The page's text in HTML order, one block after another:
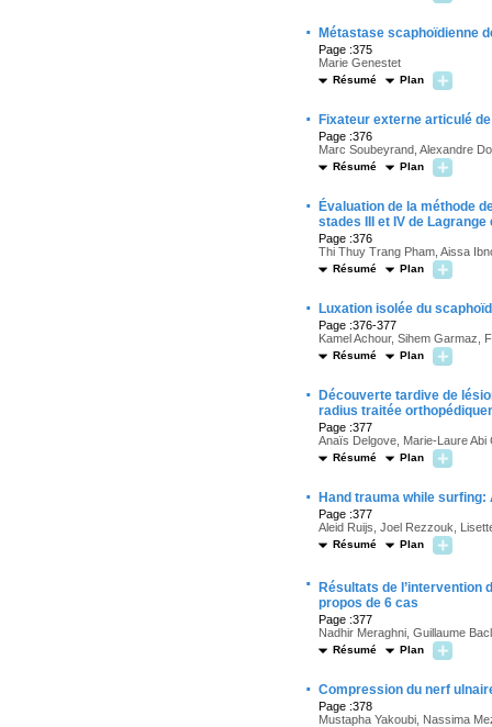
· Métastase scaphoïdienne
Page :375
Marie Genestet
Résumé Plan
· Fixateur externe articulé
Page :376
Marc Soubeyrand, Alexandre
Résumé Plan
·
Évaluation de la méthode
stades III et IV de Lagrange
Page :376
Thi Thuy Trang Pham, Aissa
Résumé Plan
· Luxation isolée du
Page :376-377
Kamel Achour, Sihem Garmaz,
Résumé Plan
·
Découverte tardive de
radius traitée
Page :377
Anaïs Delgove, Marie-Laure Abi
Résumé Plan
· Hand trauma while
Page :377
Aleid Ruijs, Joel Rezzouk,
Résumé Plan
·
Résultats de l’intervention
propos de 6 cas
Page :377
Nadhir Meraghni, Guillaume
Résumé Plan
· Compression du nerf
Page :378
Mustapha Yakoubi, Nassima